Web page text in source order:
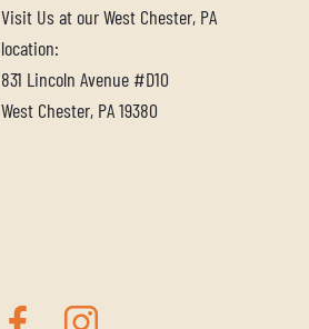
Visit Us at our West Chester, PA
location:
831 Lincoln Avenue #D10
West Chester, PA 19380